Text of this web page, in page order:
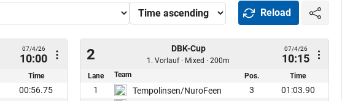
Reload
07/4/26
10:00
Time
00:56.75
2 DBK-Cup
1. Vorlauf · Mixed · 200m
07/4/26
10:15
Lane Team Pos. Time
1 Tempolinsen/NuroFeen 3
01:03.90